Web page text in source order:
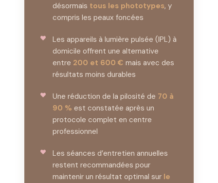
désormais tous les phototypes, y
compris les peaux foncées
Les appareils à lumière pulsée (IPL) à
domicile offrent une alternative
entre 200 et 600 € mais avec des
résultats moins durables
Une réduction de la pilosité de 70 à
90 % est constatée après un
protocole complet en centre
professionnel
Les séances d’entretien annuelles
restent recommandées pour
maintenir un résultat optimal sur le